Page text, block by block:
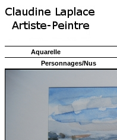
Aquarelle
Personnages/Nus